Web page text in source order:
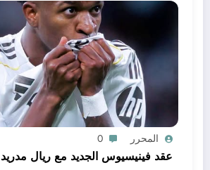
المحرر 0
عقد فينيسيوس الجديد مع ريال مدريد